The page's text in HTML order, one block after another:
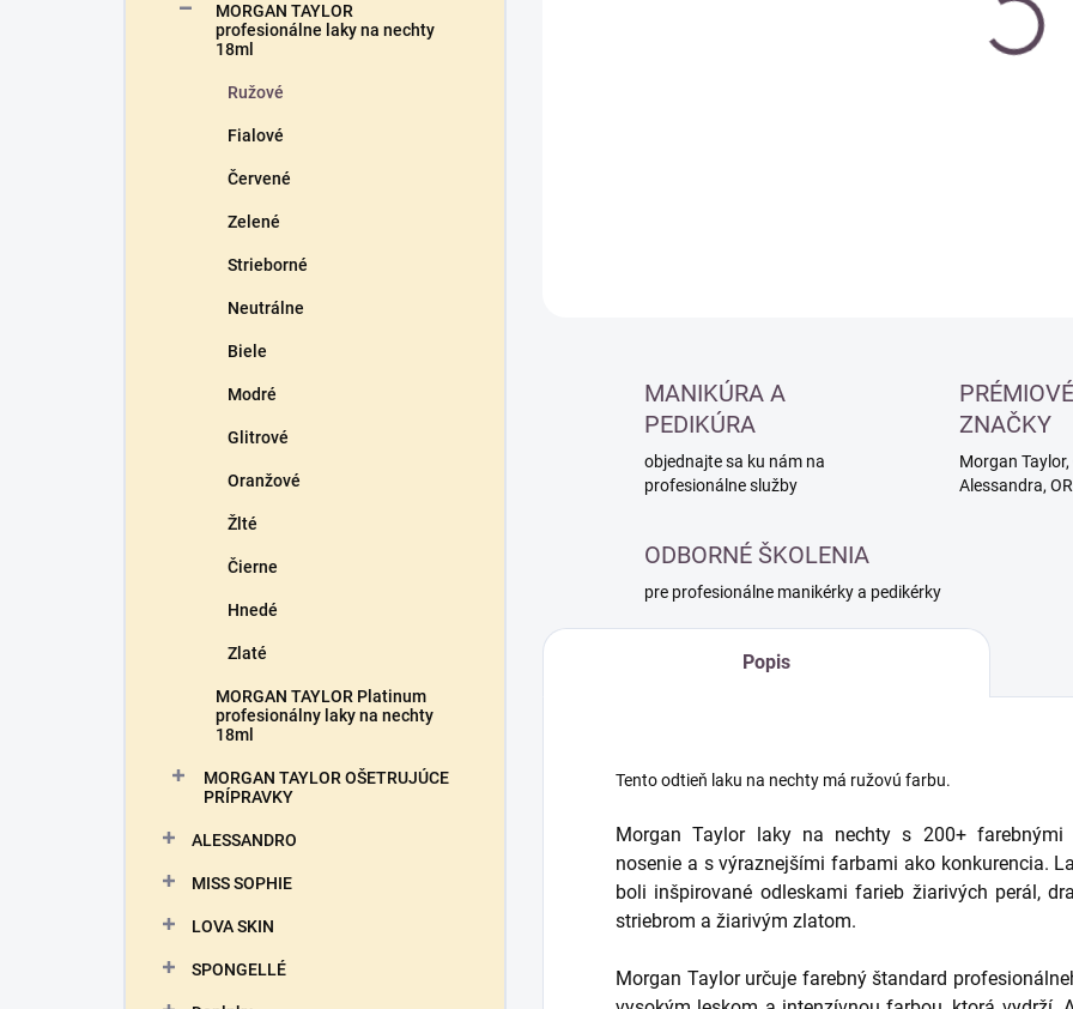
MORGAN TAYLOR
profesionálne laky na nechty
18ml
Ružové
Fialové
Červené
Zelené
Strieborné
Neutrálne
Biele
Modré
Glitrové
Oranžové
Žlté
Čierne
Hnedé
Zlaté
MORGAN TAYLOR Platinum
profesionálny laky na nechty
18ml
MORGAN TAYLOR OŠETRUJÚCE
PRÍPRAVKY
ALESSANDRO
MISS SOPHIE
LOVA SKIN
SPONGELLÉ
MANIKÚRA A
PEDIKÚRA
objednajte sa ku nám na
profesionálne služby
PRÉMIOVÉ
ZNAČKY
Morgan Taylor,
Alessandra,
ODBORNÉ ŠKOLENIA
pre profesionálne manikérky a pedikérky
Popis
Tento odtieň laku na nechty má ružovú farbu.
Morgan Taylor laky na nechty s 200+ farebnými
nosenie a s výraznejšími farbami ako konkurencia.
boli inšpirované odleskami farieb žiarivých perál,
striebrom a žiarivým zlatom.
Morgan Taylor určuje farebný štandard